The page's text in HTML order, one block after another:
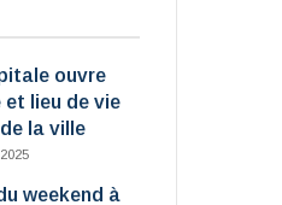
ouvre
et lieu de vie
la ville
weekend à